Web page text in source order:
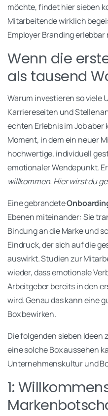
möchte, findet hier sieben
Mitarbeitende wirklich
Employer Branding erlebbar
Wenn die
als tausend
Warum investieren so viele
Karriereseiten und
echten Erlebnis im Job
Moment, in dem ein neuer
hochwertige, individuell
emotionaler Wendepunkt.
willkommen. Hier wirst du
Eine gebrandete
Ebenen miteinander: Sie
Bindung an die Marke und
Eindruck, der sich auf die
auswirkt. Studien zur
wieder, dass emotionale
Arbeitgeber bereits in den
wird. Genau das kann eine
Box bewirken.
Die folgenden sieben
eine solche Box aussehen
Unternehmenskultur und
1: